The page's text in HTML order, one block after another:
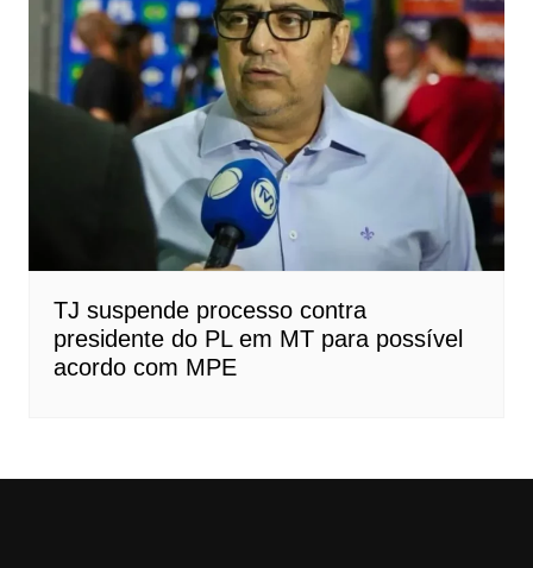
TJ suspende processo contra
presidente do PL em MT para possível
acordo com MPE